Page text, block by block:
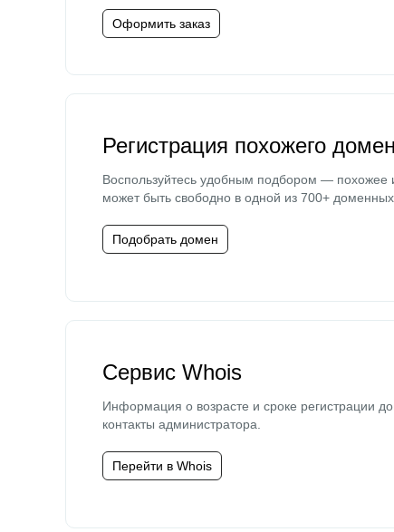
Оформить заказ
Регистрация похожего
Воспользуйтесь удобным подбором — похожее
может быть свободно в одной из 700+ доменных
Подобрать домен
Сервис Whois
Информация о возрасте и сроке регистрации
контакты администратора.
Перейти в Whois